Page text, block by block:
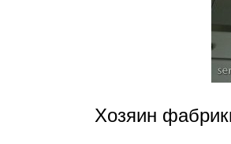
Хозяин